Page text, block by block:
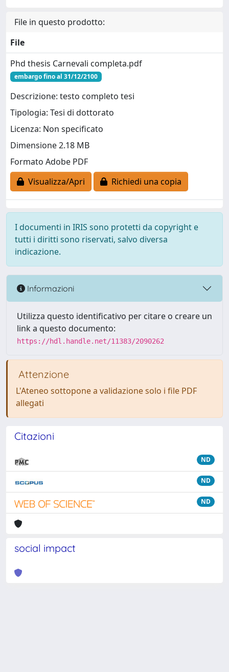
File in questo prodotto:
File
Phd thesis Carnevali completa.pdf
embargo fino al 31/12/2100
Descrizione: testo completo tesi
Tipologia: Tesi di dottorato
Licenza: Non specificato
Dimensione 2.18 MB
Formato Adobe PDF
Visualizza/Apri
Richiedi una copia
I documenti in IRIS sono protetti da copyright e
tutti i diritti sono riservati, salvo diversa
indicazione.
Informazioni
Utilizza questo identificativo per citare o creare un
link a questo documento:
https://hdl.handle.net/11383/2090262
Attenzione
L'Ateneo sottopone a validazione solo i file PDF
allegati
Citazioni
ND
ND
ND
social impact